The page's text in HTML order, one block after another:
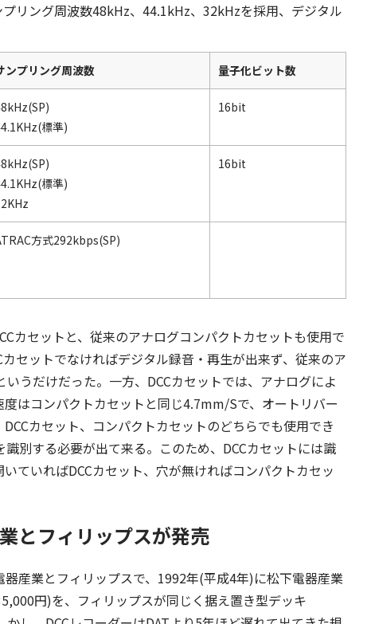
リング周波数48kHz、44.1kHz、32kHzを採用、デジタル
ンプリング周波数 量子化ビット数
標準)
16bit
標準)
16bit
方式292kbps(SP)
カセットと、従来のアナログコンパクトカセットも使用で
セットでなければデジタル録音・再生が出来ず、従来のア
うだけだった。一方、DCCカセットでは、アナログによ
はコンパクトカセットと同じ4.7mm/Sで、オートリバー
カセット、コンパクトカセットのどちらでも使用でき
別する必要が出て来る。このため、DCCカセットには識
ていればDCCカセット、穴が無ければコンパクトカセッ
とフィリップスが発売
産業とフィリップスで、1992年(平成4年)に松下電器産業
円)を、フィリップスが同じく据え置き型デッキ